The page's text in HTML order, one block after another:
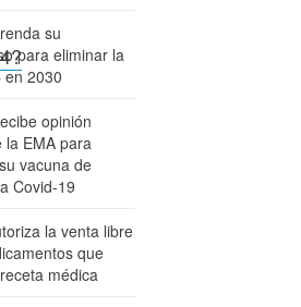
su
para eliminar la
en 2030
opinión
la EMA para
vacuna de
Covid-19
la venta libre
que
médica